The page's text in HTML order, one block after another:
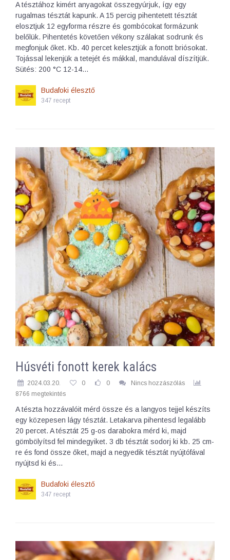
A tésztához kimért anyagokat összegyúrjuk, így egy
rugalmas tésztát kapunk. A 15 percig pihentetett tésztát
elosztjuk 12 egyforma részre és gombócokat formázunk
belőlük. Pihentetés követően vékony szálakat sodrunk és
megfonjuk őket. Kb. 40 percet kelesztjük a fonott briósokat.
Tojással lekenjük a tetejét és mákkal, mandulával díszítjük.
Sütés: 200 °C 12-14…
Budafoki élesztő
347 recept
Húsvéti fonott kerek kalács
2024.03.20. 0 0
Nincs hozzászólás
8766 megtekintés
A tészta hozzávalóit mérd össze és a langyos tejjel készíts
egy közepesen lágy tésztát. Letakarva pihentesd legalább
20 percet. A tésztát 25 g-os darabokra mérd ki, majd
gömbölyítsd fel mindegyiket. 3 db tésztát sodorj ki kb. 25 cm-
re és fond össze őket, majd a negyedik tésztát nyújtófával
nyújtsd ki és…
Budafoki élesztő
347 recept